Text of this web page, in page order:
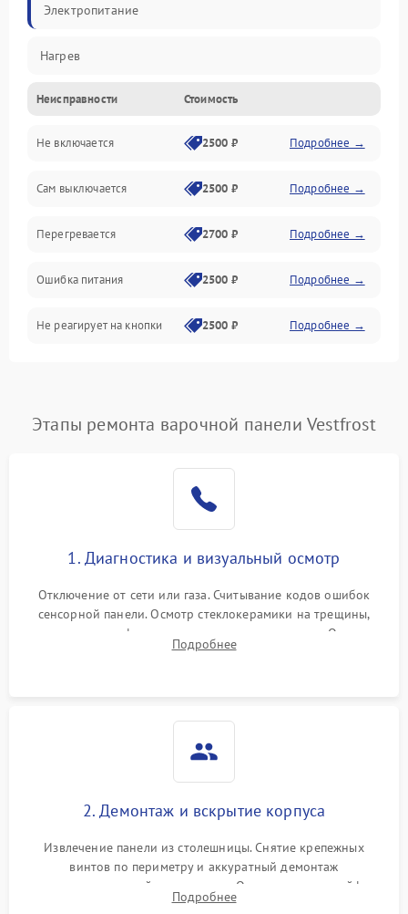
Электропитание
Нагрев
Неисправности Стоимость
Не включается 2500 ₽ Подробнее →
Сам выключается 2500 ₽ Подробнее →
Перегревается 2700 ₽ Подробнее →
Ошибка питания 2500 ₽ Подробнее →
Не реагирует на кнопки 2500 ₽ Подробнее →
Этапы ремонта варочной панели Vestfrost
1. Диагностика и визуальный осмотр
Отключение от сети или газа. Считывание кодов ошибок
сенсорной панели. Осмотр стеклокерамики на трещины,
проверка конфорок на равномерность нагрева. Опрос
клиента о симптомах (не включается, не видит посуду,
Подробнее
2. Демонтаж и вскрытие корпуса
Извлечение панели из столешницы. Снятие крепежных
винтов по периметру и аккуратный демонтаж
стеклокерамической поверхности. Отсоединение шлейфов
сенсорного блока для доступа к силовым платам, катушкам
Подробнее